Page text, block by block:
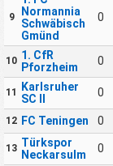
9
Normannia
Schwäbisch
Gmünd
0
10 1. CfR
Pforzheim
0
11 Karlsruher
SC II
0
12 FC Teningen 0
13 Türkspor
Neckarsulm
0